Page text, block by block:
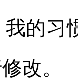
的习
改。